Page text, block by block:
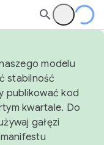
modelu
stabilność
publikować kod
kwartale. Do
gałęzi
manifestu